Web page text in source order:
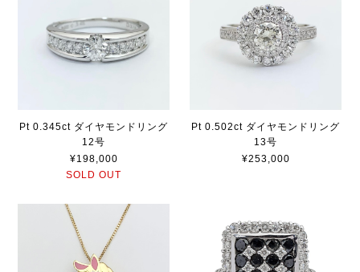
Pt 0.345ct ダイヤモンドリング
12号
¥198,000
SOLD OUT
Pt 0.502ct ダイヤモンドリング
13号
¥253,000